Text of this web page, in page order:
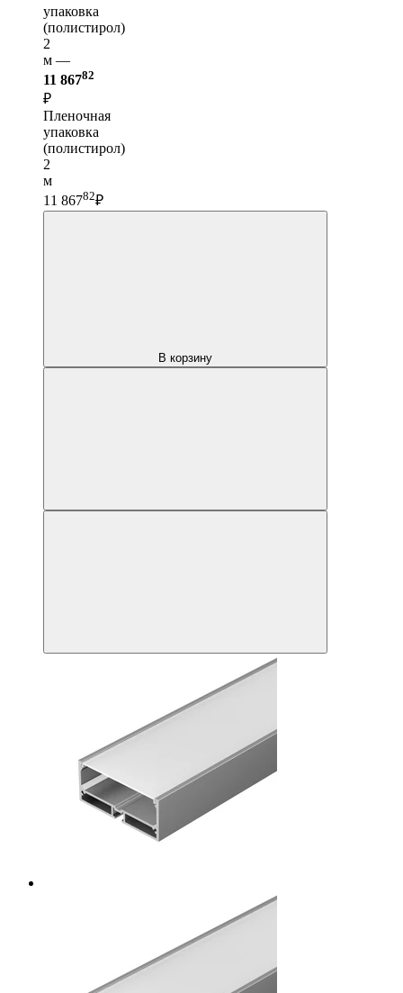
упаковка
(полистирол)
2
м —
11 86782
₽
Пленочная
упаковка
(полистирол)
2
м
11 86782₽
В корзину